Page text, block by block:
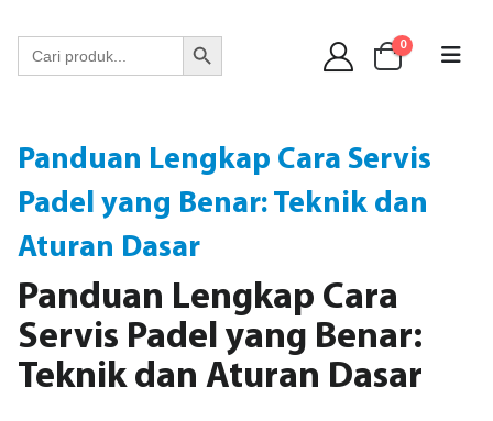
Search
for:
Search Button
0
Panduan Lengkap Cara Servis
Padel yang Benar: Teknik dan
Aturan Dasar
Panduan Lengkap Cara
Servis Padel yang Benar:
Teknik dan Aturan Dasar